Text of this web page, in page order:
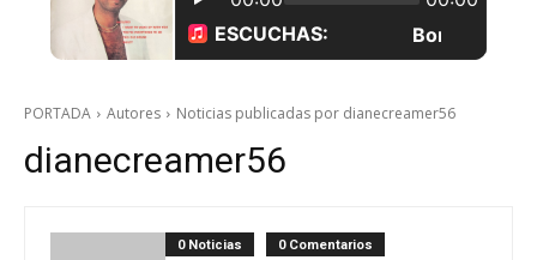
PORTADA Autores Noticias publicadas por dianecreamer56
dianecreamer56
0 Noticias 0 Comentarios